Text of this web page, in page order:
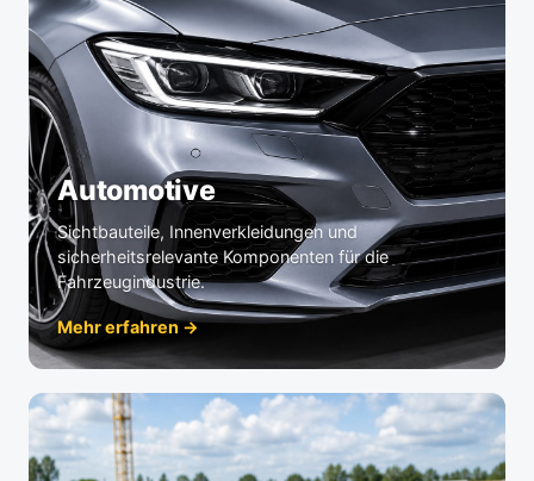
Automotive
Sichtbauteile, Innenverkleidungen und
sicherheitsrelevante Komponenten für die
Fahrzeugindustrie.
Mehr erfahren →